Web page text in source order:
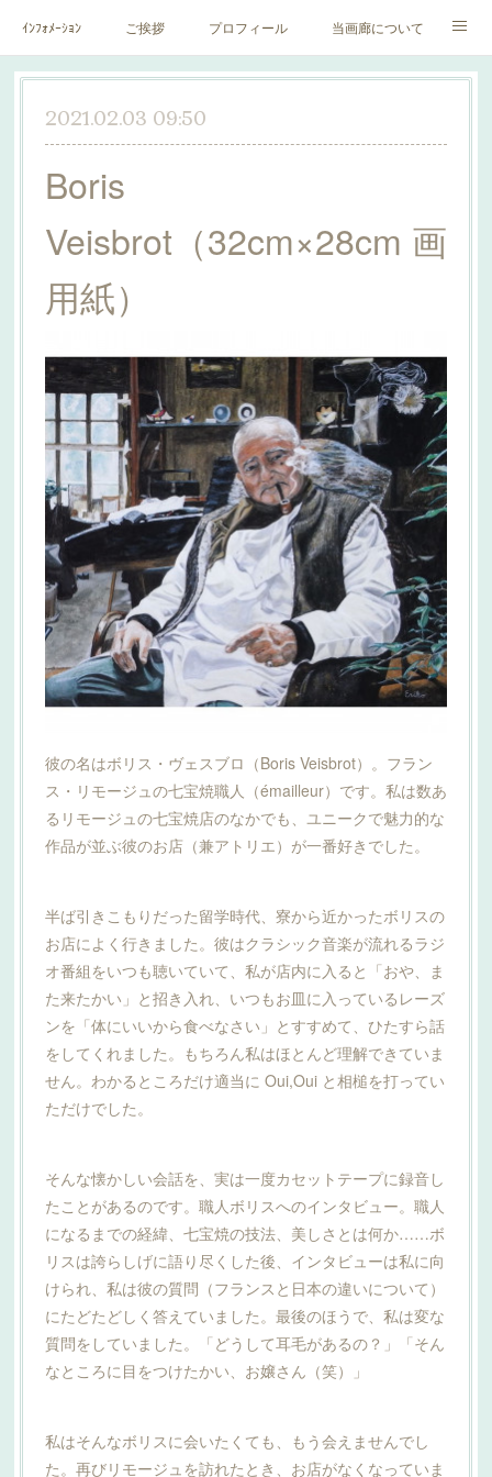
ｲﾝﾌｫﾒｰｼｮﾝ ご挨拶 プロフィール 当画廊について
作家一覧 絵里子画報
2021.02.03 09:50
Boris
Veisbrot（32cm×28cm 画
用紙）
彼の名はボリス・ヴェスブロ（Boris Veisbrot）。フラン
ス・リモージュの七宝焼職人（émailleur）です。私は数あ
るリモージュの七宝焼店のなかでも、ユニークで魅力的な
作品が並ぶ彼のお店（兼アトリエ）が一番好きでした。
半ば引きこもりだった留学時代、寮から近かったボリスの
お店によく行きました。彼はクラシック音楽が流れるラジ
オ番組をいつも聴いていて、私が店内に入ると「おや、ま
た来たかい」と招き入れ、いつもお皿に入っているレーズ
ンを「体にいいから食べなさい」とすすめて、ひたすら話
をしてくれました。もちろん私はほとんど理解できていま
せん。わかるところだけ適当に Oui,Oui と相槌を打ってい
ただけでした。
そんな懐かしい会話を、実は一度カセットテープに録音し
たことがあるのです。職人ボリスへのインタビュー。職人
になるまでの経緯、七宝焼の技法、美しさとは何か……ボ
リスは誇らしげに語り尽くした後、インタビューは私に向
けられ、私は彼の質問（フランスと日本の違いについて）
にたどたどしく答えていました。最後のほうで、私は変な
質問をしていました。「どうして耳毛があるの？」「そん
なところに目をつけたかい、お嬢さん（笑）」
私はそんなボリスに会いたくても、もう会えませんでし
た。再びリモージュを訪れたとき、お店がなくなっていま